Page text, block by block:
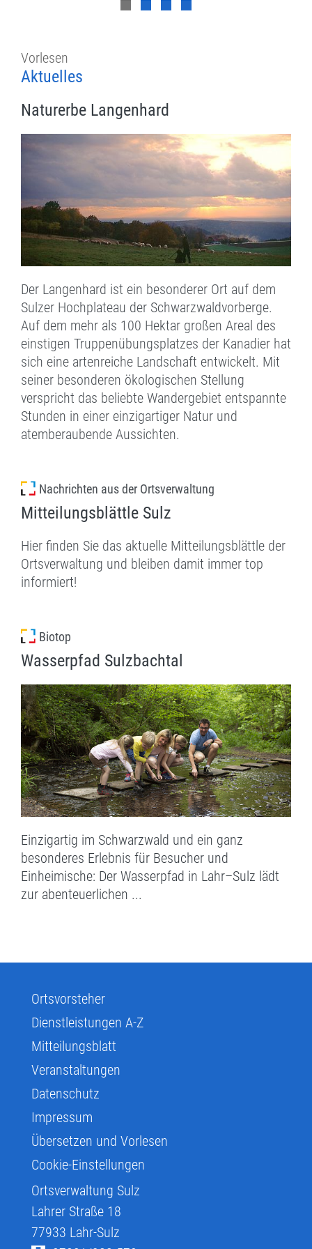
Vorlesen
Aktuelles
Naturerbe Langenhard
Der Langenhard ist ein besonderer Ort auf dem
Sulzer Hochplateau der Schwarzwaldvorberge.
Auf dem mehr als 100 Hektar großen Areal des
einstigen Truppenübungsplatzes der Kanadier hat
sich eine artenreiche Landschaft entwickelt. Mit
seiner besonderen ökologischen Stellung
verspricht das beliebte Wandergebiet entspannte
Stunden in einer einzigartiger Natur und
atemberaubende Aussichten.
Nachrichten aus der Ortsverwaltung
Mitteilungsblättle Sulz
Hier finden Sie das aktuelle Mitteilungsblättle der
Ortsverwaltung und bleiben damit immer top
informiert!
Biotop
Wasserpfad Sulzbachtal
Einzigartig im Schwarzwald und ein ganz
besonderes Erlebnis für Besucher und
Einheimische: Der Wasserpfad in Lahr–Sulz lädt
zur abenteuerlichen ...
Ortsvorsteher
Dienstleistungen A-Z
Mitteilungsblatt
Veranstaltungen
Datenschutz
Impressum
Übersetzen und Vorlesen
Cookie-Einstellungen
Ortsverwaltung Sulz
Lahrer Straße 18
77933 Lahr-Sulz